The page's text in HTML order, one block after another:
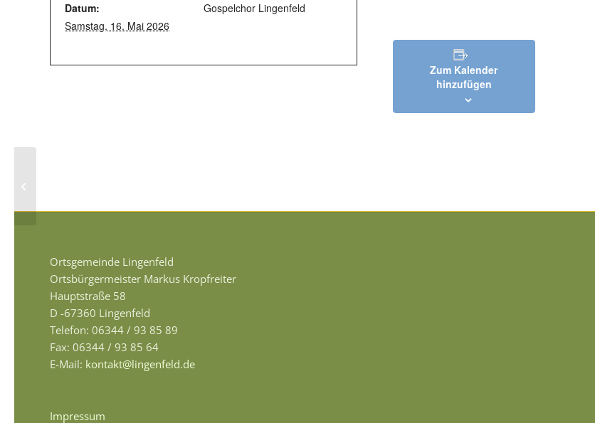
Zum Kalender
hinzufügen
Datum:
Samstag, 16. Mai 2026
Gospelchor Lingenfeld
Ortsgemeinde Lingenfeld
Ortsbürgermeister Markus Kropfreiter
Hauptstraße 58
D -67360 Lingenfeld
Telefon: 06344 / 93 85 89
Fax: 06344 / 93 85 64
E-Mail: kontakt@lingenfeld.de
Impressum